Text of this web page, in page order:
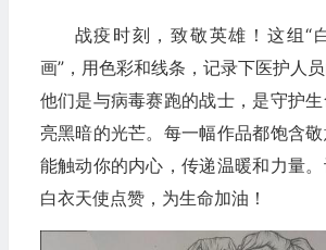
战疫时刻，致敬英雄！这组“
画”，用色彩和线条，记录下医护人员
他们是与病毒赛跑的战士，是守护
亮黑暗的光芒。每一幅作品都饱含
能触动你的内心，传递温暖和力量
白衣天使点赞，为生命加油！